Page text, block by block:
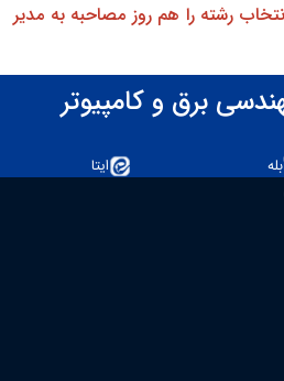
رشته را هم روز مصاحبه به مدیر
برق و کامپیوتر
بله ایتا